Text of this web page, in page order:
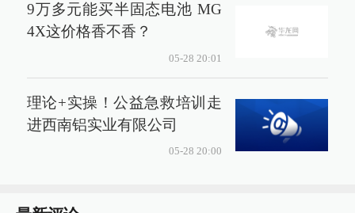
9万多元能买半固态电池 MG
4X这价格香不香？
05-28 20:01
理论+实操！公益急救培训走
进西南铝实业有限公司
05-28 20:00